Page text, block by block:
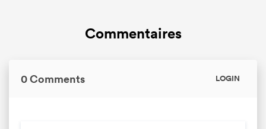
Commentaires
0 Comments LOGIN